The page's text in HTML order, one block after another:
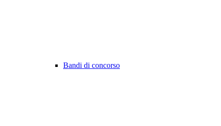
Bandi di concorso